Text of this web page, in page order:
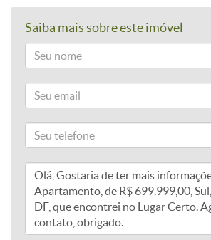
Saiba mais sobre este imóvel